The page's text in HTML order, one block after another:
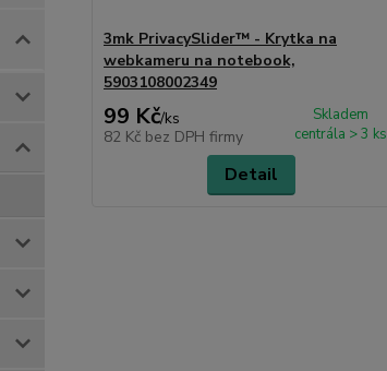
3mk PrivacySlider™ - Krytka na
webkameru na notebook,
5903108002349
99 Kč/ks
82 Kč bez DPH firmy
Skladem
centrála > 3 ks
Detail